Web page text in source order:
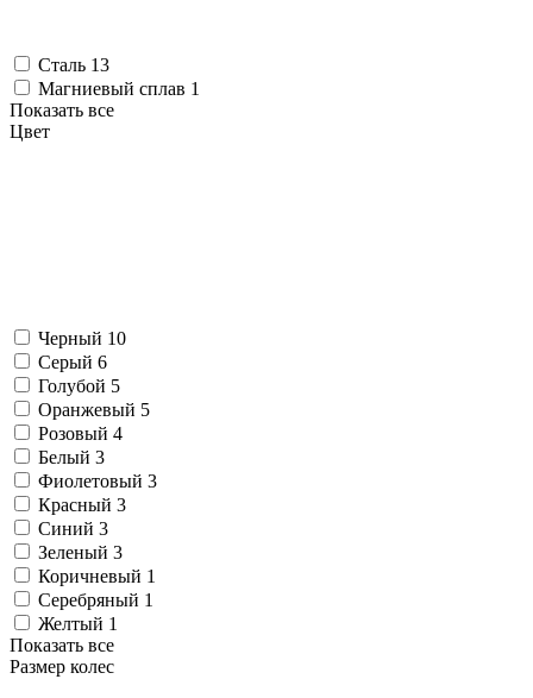
Сталь 13
Магниевый сплав 1
Показать все
Цвет
Черный 10
Серый 6
Голубой 5
Оранжевый 5
Розовый 4
Белый 3
Фиолетовый 3
Красный 3
Синий 3
Зеленый 3
Коричневый 1
Серебряный 1
Желтый 1
Показать все
Размер колес